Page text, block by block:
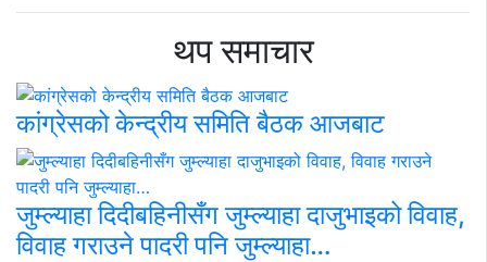
थप समाचार
कांग्रेसको केन्द्रीय समिति बैठक आजबाट
जुम्ल्याहा दिदीबहिनीसँग जुम्ल्याहा दाजुभाइको विवाह,
विवाह गराउने पादरी पनि जुम्ल्याहा…